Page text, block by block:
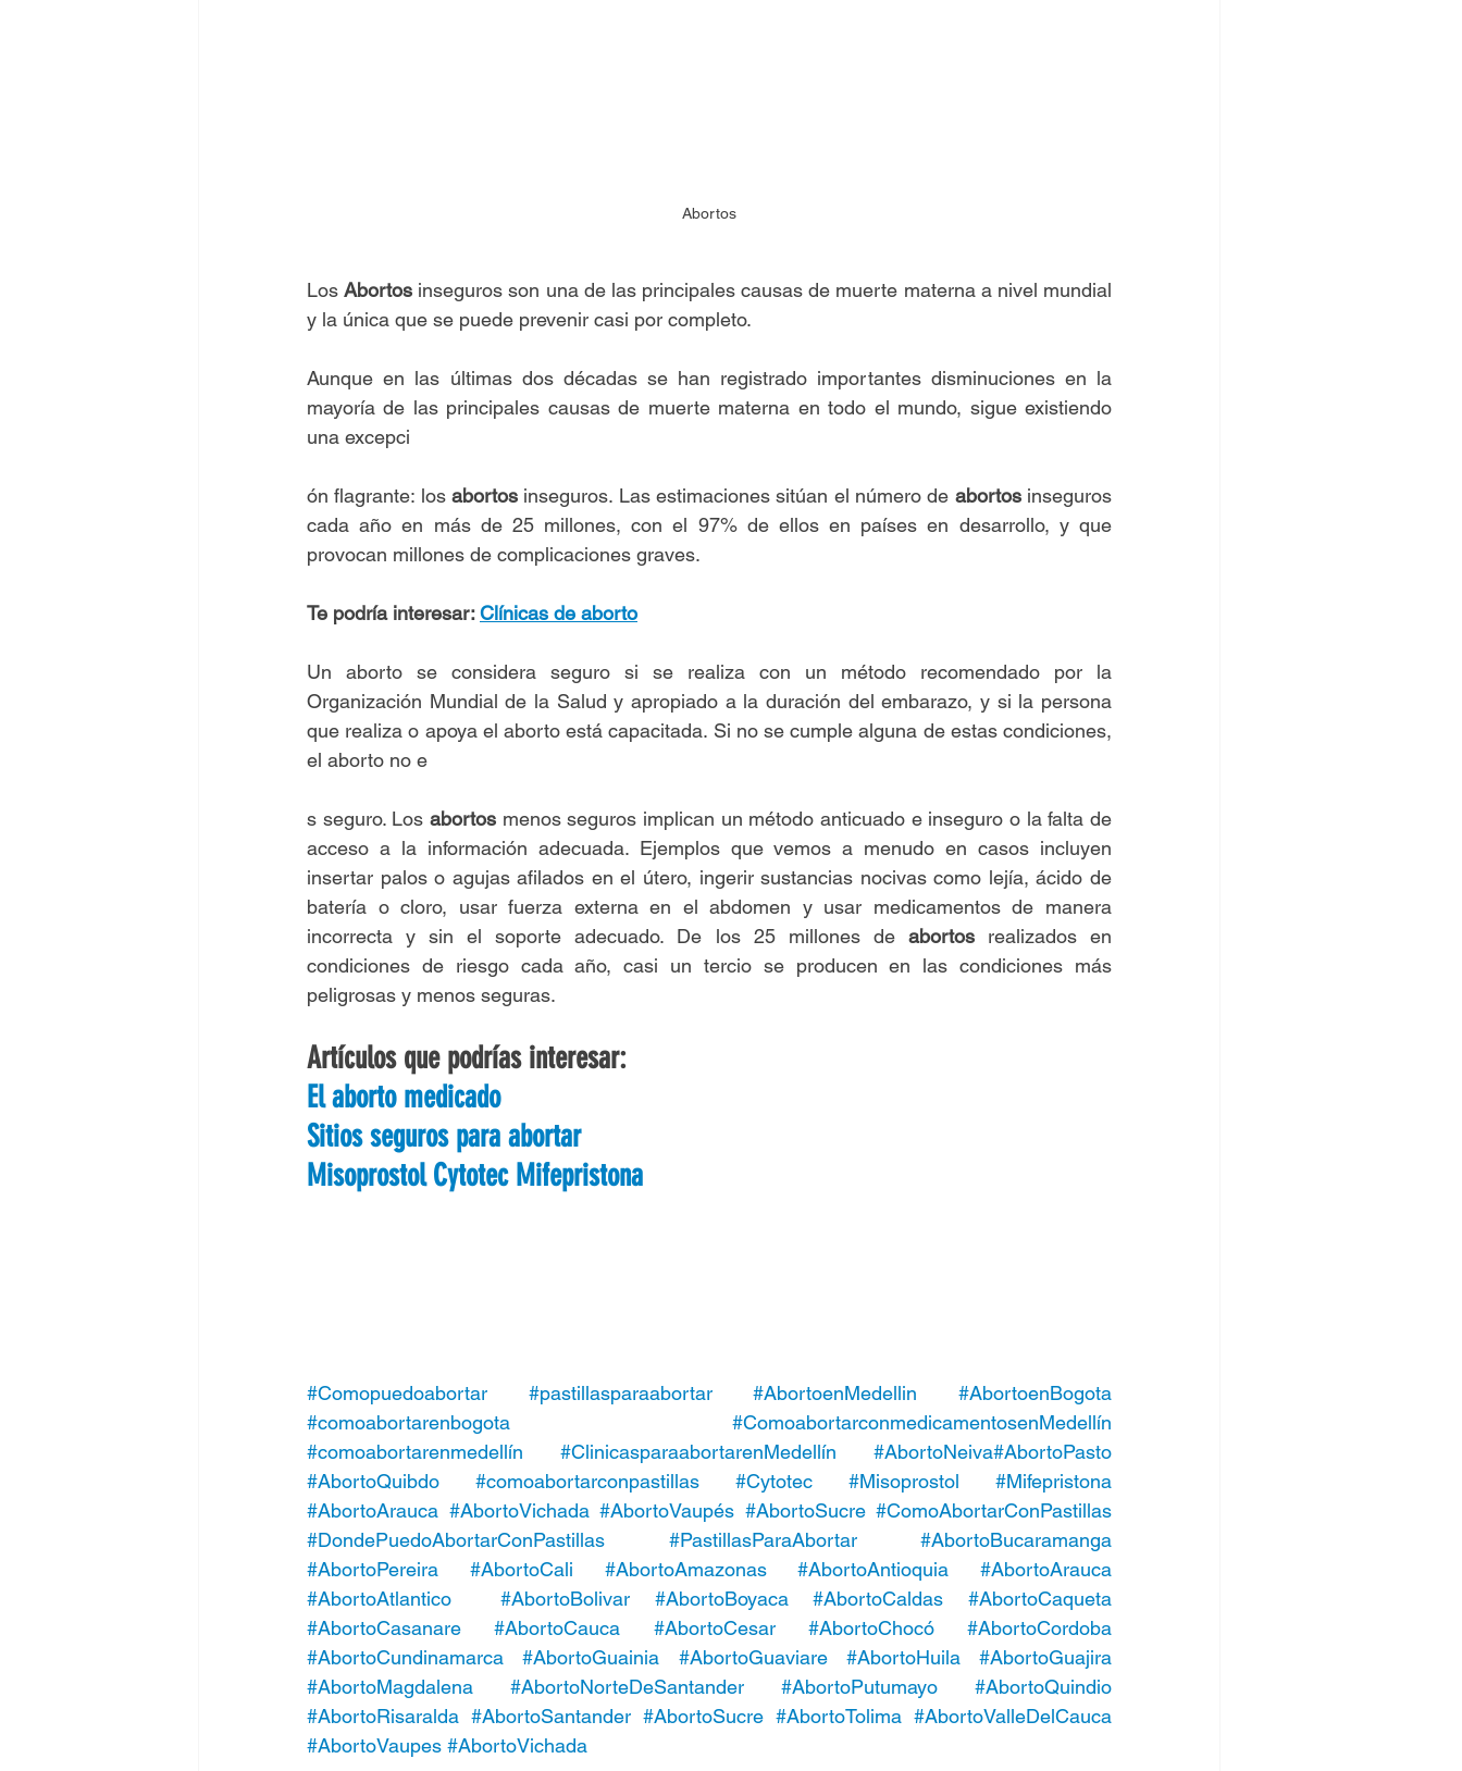
Abortos
Los Abortos inseguros son una de las principales causas de muerte materna a nivel mundial
y la única que se puede prevenir casi por completo.
Aunque en las últimas dos décadas se han registrado importantes disminuciones en la
mayoría de las principales causas de muerte materna en todo el mundo, sigue existiendo
una excepci
ón flagrante: los abortos inseguros. Las estimaciones sitúan el número de abortos inseguros
cada año en más de 25 millones, con el 97% de ellos en países en desarrollo, y que
provocan millones de complicaciones graves.
Te podría interesar: Clínicas de aborto
Un aborto se considera seguro si se realiza con un método recomendado por la
Organización Mundial de la Salud y apropiado a la duración del embarazo, y si la persona
que realiza o apoya el aborto está capacitada. Si no se cumple alguna de estas condiciones,
el aborto no e
s seguro. Los abortos menos seguros implican un método anticuado e inseguro o la falta de
acceso a la información adecuada. Ejemplos que vemos a menudo en casos incluyen
insertar palos o agujas afilados en el útero, ingerir sustancias nocivas como lejía, ácido de
batería o cloro, usar fuerza externa en el abdomen y usar medicamentos de manera
incorrecta y sin el soporte adecuado. De los 25 millones de abortos realizados en
condiciones de riesgo cada año, casi un tercio se producen en las condiciones más
peligrosas y menos seguras.
Artículos que podrías interesar:
El aborto medicado
Sitios seguros para abortar
Misoprostol Cytotec Mifepristona
#Comopuedoabortar #pastillasparaabortar #AbortoenMedellin
#AbortoenBogota
#comoabortarenbogota
#ComoabortarconmedicamentosenMedellín
#comoabortarenmedellín
#ClinicasparaabortarenMedellín #AbortoNeiva#AbortoPasto
#AbortoQuibdo
#comoabortarconpastillas #Cytotec #Misoprostol
#Mifepristona
#AbortoArauca #AbortoVichada #AbortoVaupés #AbortoSucre #ComoAbortarConPastillas
#DondePuedoAbortarConPastillas
#PastillasParaAbortar
#AbortoBucaramanga
#AbortoPereira
#AbortoCali #AbortoAmazonas #AbortoAntioquia
#AbortoArauca
#AbortoAtlantico
#AbortoBolivar #AbortoBoyaca #AbortoCaldas
#AbortoCaqueta
#AbortoCasanare
#AbortoCauca #AbortoCesar #AbortoChocó
#AbortoCordoba
#AbortoCundinamarca #AbortoGuainia #AbortoGuaviare #AbortoHuila
#AbortoGuajira
#AbortoMagdalena
#AbortoNorteDeSantander #AbortoPutumayo
#AbortoQuindio
#AbortoRisaralda #AbortoSantander #AbortoSucre #AbortoTolima #AbortoValleDelCauca
#AbortoVaupes #AbortoVichada